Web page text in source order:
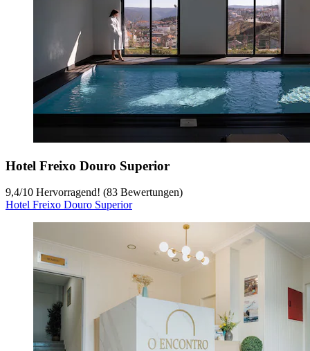
Hotel Freixo Douro Superior
9,4/10 Hervorragend! (83 Bewertungen)
Hotel Freixo Douro Superior